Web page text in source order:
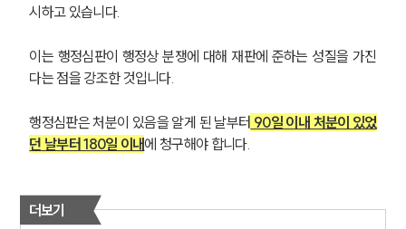
시하고 있습니다.
이는 행정심판이 행정상 분쟁에 대해 재판에 준하는 성질을 가진
다는 점을 강조한 것입니다.
행정심판은 처분이 있음을 알게 된 날부터 90일 이내 처분이 있었
던 날부터 180일 이내에 청구해야 합니다.
더보기